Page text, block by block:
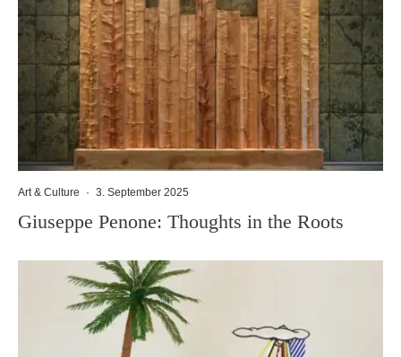
Art & Culture · 3. September 2025
Giuseppe Penone: Thoughts in the Roots